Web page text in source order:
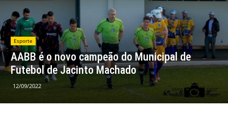
Esporte
AABB é o novo campeão do Municipal de
Futebol de Jacinto Machado
12/09/2022